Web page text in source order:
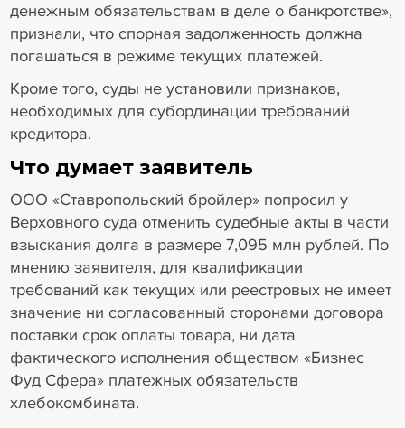
денежным обязательствам в деле о банкротстве»,
признали, что спорная задолженность должна
погашаться в режиме текущих платежей.
Кроме того, суды не установили признаков,
необходимых для субординации требований
кредитора.
Что думает заявитель
ООО «Ставропольский бройлер» попросил у
Верховного суда отменить судебные акты в части
взыскания долга в размере 7,095 млн рублей. По
мнению заявителя, для квалификации
требований как текущих или реестровых не имеет
значение ни согласованный сторонами договора
поставки срок оплаты товара, ни дата
фактического исполнения обществом «Бизнес
Фуд Сфера» платежных обязательств
хлебокомбината.